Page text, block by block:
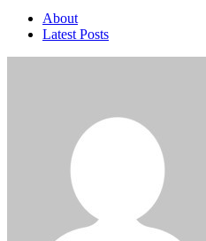
About
Latest Posts